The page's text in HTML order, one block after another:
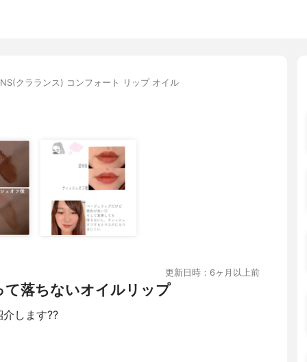
クラランス) コンフォート リップ オイル
更新日時：6ヶ月以上前
落ちないオイルリップ
します??